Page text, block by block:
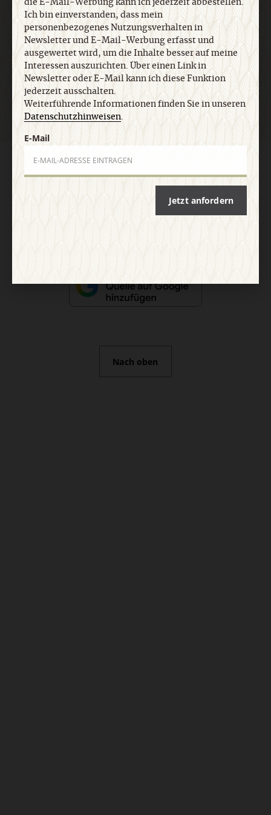
E-Mail
Jetzt anmelden
AGB und Widerrufsbelehrung
Impressum
Abo online kündigen
Nach oben
die E-Mail-Werbung kann ich jederzeit abbestellen.
Ich bin einverstanden, dass mein
personenbezogenes Nutzungsverhalten in
Newsletter und E-Mail-Werbung erfasst und
ausgewertet wird, um die Inhalte besser auf meine
Interessen auszurichten. Über einen Link in
Newsletter oder E-Mail kann ich diese Funktion
jederzeit ausschalten.
Weiterführende Informationen finden Sie in unseren
Datenschutzhinweisen.
E-Mail
Jetzt anfordern